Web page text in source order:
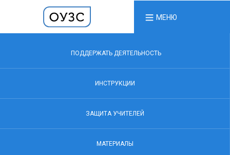
МЕНЮ
ПОДДЕРЖАТЬ ДЕЯТЕЛЬНОСТЬ
ИНСТРУКЦИИ
ЗАЩИТА УЧИТЕЛЕЙ
МАТЕРИАЛЫ